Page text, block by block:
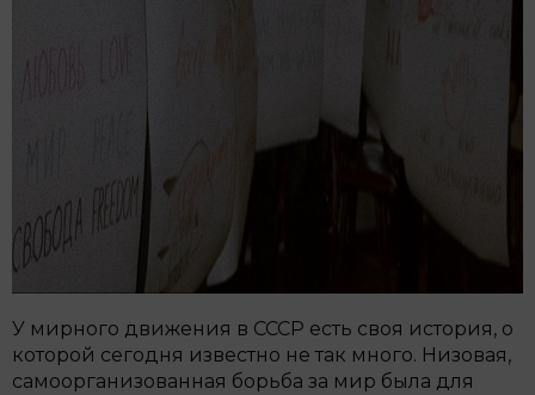
У мирного движения в СССР есть своя история, о
которой сегодня известно не так много. Низовая,
самоорганизованная борьба за мир была для